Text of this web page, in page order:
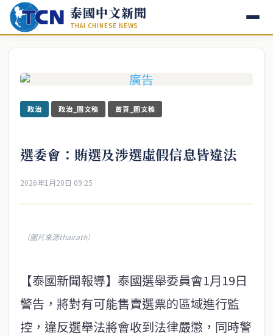
泰國中文新聞
THAI CHINESE NEWS
政治 政治_圖文稿 首頁_圖文稿
選委會：賄選及涉選虛假信息皆違法
2026年1月20日 09:25
（圖片來源thairath）
【泰國新聞報導】泰國選舉委員會1月19日
警告，將對有可能售賣選票的區域進行監
控，違反選舉法將會收到法律嚴懲，同時警